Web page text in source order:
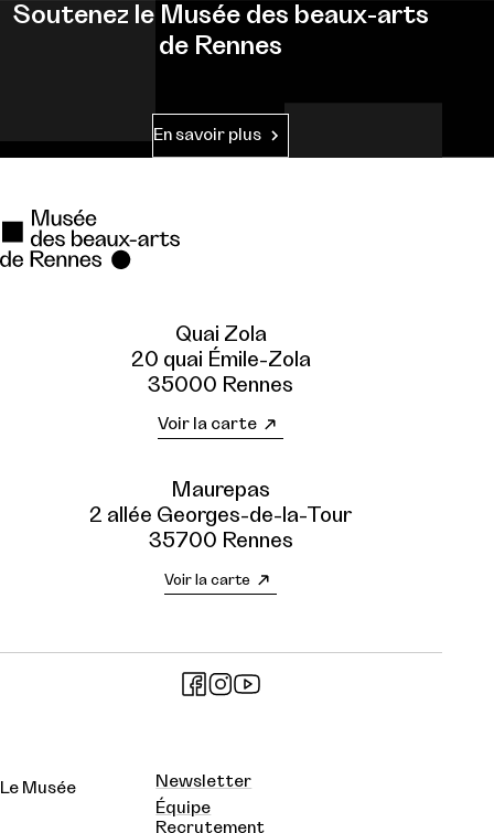
Soutenez le Musée des beaux-arts
de Rennes
En savoir plus
Quai Zola
20 quai Émile-Zola
35000 Rennes
Voir la carte
Maurepas
2 allée Georges-de-la-Tour
35700 Rennes
Voir la carte
Le Musée
Newsletter
Équipe
Recrutement